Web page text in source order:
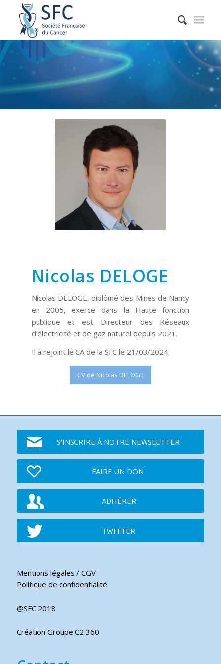
Nicolas DELOGE
Nicolas DELOGE, diplômé des Mines de Nancy
en 2005, exerce dans la Haute fonction
publique et est Directeur des Réseaux
d’électricité et de gaz naturel depuis 2021.
Il a rejoint le CA de la SFC le 21/03/2024.
CV de Nicolas DELOGE
S'INSCRIRE À NOTRE NEWSLETTER
FAIRE UN DON
ADHÉRER
TWITTER
Mentions légales / CGV
Politique de confidentialité
@SFC 2018
Création Groupe C2 360